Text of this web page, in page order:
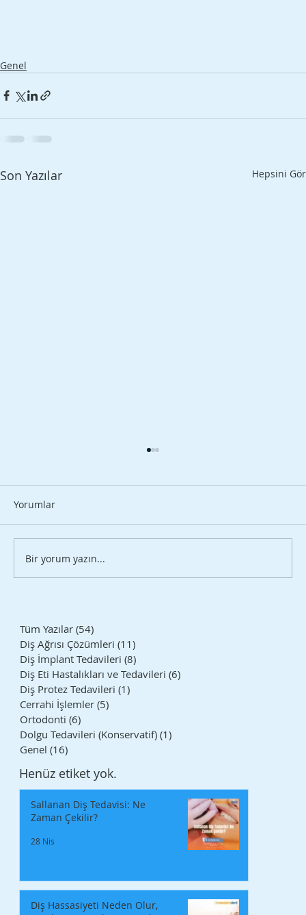
Genel
Son Yazılar Hepsini Gör
Sararan Dişler Nasıl Beyazlar?
Yorumlar
Bir yorum yazın...
Tüm Yazılar (54)
Diş Ağrısı Çözümleri (11)
Diş İmplant Tedavileri (8)
Diş Eti Hastalıkları ve Tedavileri (6)
Diş Protez Tedavileri (1)
Cerrahi İşlemler (5)
Ortodonti (6)
Dolgu Tedavileri (Konservatif) (1)
Genel (16)
Henüz etiket yok.
Sallanan Diş Tedavisi: Ne
Zaman Çekilir?
28 Nis
Diş Hassasiyeti Neden Olur,